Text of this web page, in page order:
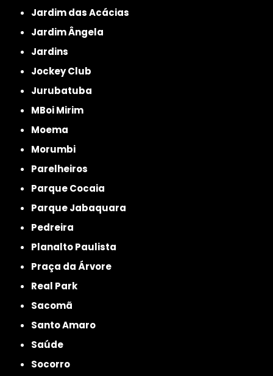
Jardim das Acácias
Jardim Ângela
Jardins
Jockey Club
Jurubatuba
MBoi Mirim
Moema
Morumbi
Parelheiros
Parque Cocaia
Parque Jabaquara
Pedreira
Planalto Paulista
Praça da Árvore
Real Park
Sacomã
Santo Amaro
Saúde
Socorro